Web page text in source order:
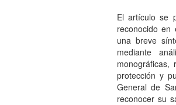
El artículo se
reconocido en
una breve
mediante
monográficas,
protección y
General de
reconocer su